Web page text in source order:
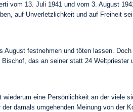
vom 13. Juli 1941 und vom 3. August
auf Unverletzlichkeit und auf Freiheit
festnehmen und töten lassen.
das an seiner statt 24
eine Persönlichkeit an der
damals umgehenden Meinung von der